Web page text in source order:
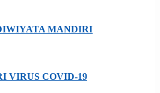
MANDIRI
VIRUS COVID-19